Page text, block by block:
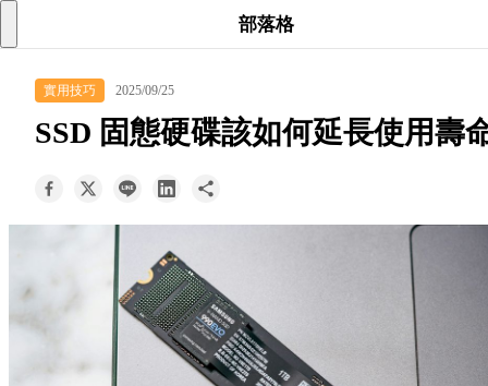
所有商品
keyboard_arrow_down
關於我們
keyboard_arrow_down
部落格
keyboard_arrow_down
部落格
實用技巧 2025/09/25
SSD 固態硬碟該如何延長使用壽